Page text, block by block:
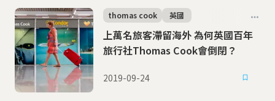
上萬名旅客滯留海外 為何英國百年
旅行社Thomas Cook會倒閉？
thomas cook 英國
2019-09-24